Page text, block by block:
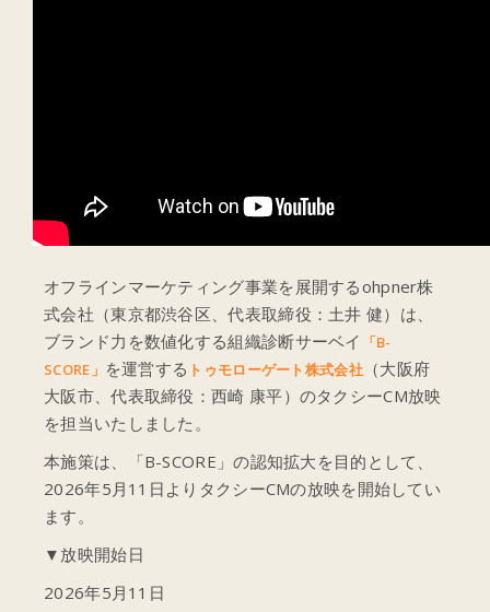
オフラインマーケティング事業を展開するohpner株
式会社（東京都渋谷区、代表取締役：土井 健）は、
ブランド力を数値化する組織診断サーベイ 「B-
SCORE」 を運営する トゥモローゲート株式会社（大阪府
大阪市、代表取締役：西崎 康平）のタクシーCM放映
を担当いたしました。
本施策は、「B-SCORE」の認知拡大を目的として、
2026年5月11日よりタクシーCMの放映を開始してい
ます。
▼放映開始日
2026年5月11日